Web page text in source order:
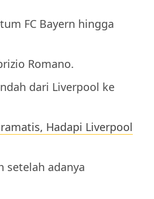
FC Bayern hingga
Romano.
dari Liverpool ke
Hadapi Liverpool
setelah adanya